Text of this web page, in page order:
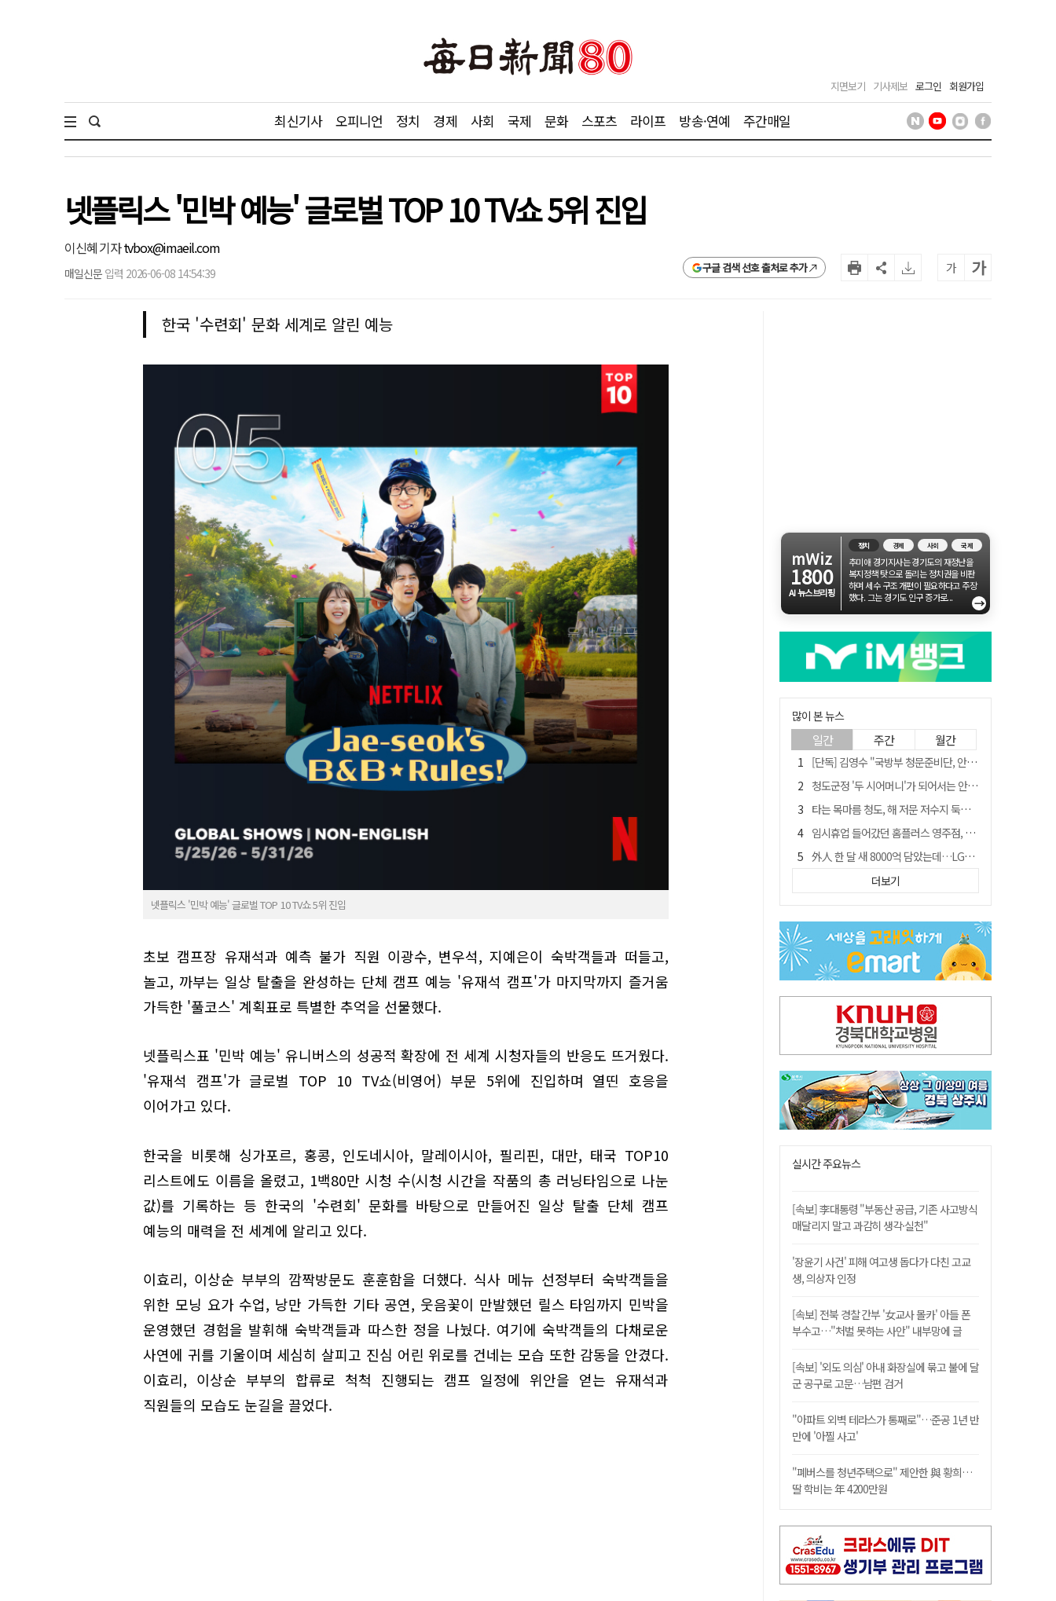
지면보기 기사제보 로그인 회원가입
최신기사 오피니언 정치 경제 사회 국제 문화 스포츠 라이프 방송·연예 주간매일
넷플릭스 '민박 예능' 글로벌 TOP 10 TV쇼 5위 진입
이신혜 기자tvbox@imaeil.com
매일신문 입력 2026-06-08 14:54:39 구글 검색 선호 출처로 추가 가 가
한국 '수련회' 문화 세계로 알린 예능
넷플릭스 '민박 예능' 글로벌 TOP 10 TV쇼 5위 진입
초보 캠프장 유재석과 예측 불가 직원 이광수, 변우석, 지예은이 숙박객들과 떠들고,
놀고, 까부는 일상 탈출을 완성하는 단체 캠프 예능 '유재석 캠프'가 마지막까지 즐거움
가득한 '풀코스' 계획표로 특별한 추억을 선물했다.
넷플릭스표 '민박 예능' 유니버스의 성공적 확장에 전 세계 시청자들의 반응도 뜨거웠다.
'유재석 캠프'가 글로벌 TOP 10 TV쇼(비영어) 부문 5위에 진입하며 열띤 호응을
이어가고 있다.
한국을 비롯해 싱가포르, 홍콩, 인도네시아, 말레이시아, 필리핀, 대만, 태국 TOP10
리스트에도 이름을 올렸고, 1백80만 시청 수(시청 시간을 작품의 총 러닝타임으로 나눈
값)를 기록하는 등 한국의 '수련회' 문화를 바탕으로 만들어진 일상 탈출 단체 캠프
예능의 매력을 전 세계에 알리고 있다.
이효리, 이상순 부부의 깜짝방문도 훈훈함을 더했다. 식사 메뉴 선정부터 숙박객들을
위한 모닝 요가 수업, 낭만 가득한 기타 공연, 웃음꽃이 만발했던 릴스 타임까지 민박을
운영했던 경험을 발휘해 숙박객들과 따스한 정을 나눴다. 여기에 숙박객들의 다채로운
사연에 귀를 기울이며 세심히 살피고 진심 어린 위로를 건네는 모습 또한 감동을 안겼다.
이효리, 이상순 부부의 합류로 척척 진행되는 캠프 일정에 위안을 얻는 유재석과
직원들의 모습도 눈길을 끌었다.
mWiz
1800
AI 뉴스브리핑
정치 경제 사회 국제
추미애 경기지사는 경기도의 재정난을
복지정책 탓으로 돌리는 정치권을 비판
하며 세수 구조 개편이 필요하다고 주장
했다. 그는 경기도 인구 증가로...
→
많이 본 뉴스
일간 주간 월간
[단독] 김영수 "국방부 청문준비단, 안규백 탈영 알고있었다"
청도군정 '두 시어머니'가 되어서는 안된다
타는 목마름 청도, 해 저문 저수지 둑에 군수가 서 있었다
임시휴업 들어갔던 홈플러스 영주점, 7일 영업 재개…지하 1층만 운영
外人 한 달 새 8000억 담았는데…LG이노텍 목표주가는 왜 엇갈릴까
신세계사이먼, 대구 아울렛 토지매매 계약 체결… 사업 본궤도
"상법개정해도 주주가 '봉'"…하이닉스 솔리다임 상장설에 술렁[개미와글와글]
이의준 전 경북도 새마을봉사과장, 제28대 울릉군 부군수 취임
정청래, 靑 겨냥... "신천지·레버리지·호남 반도체 겁박 사과하라"
더보기
실시간 주요뉴스
[속보] 李대통령 "부동산 공급, 기존 사고방식
매달리지 말고 과감히 생각·실천"
'장윤기 사건' 피해 여고생 돕다가 다친 고교
생, 의상자 인정
[속보] 전북 경찰 간부 '女교사 몰카' 아들 폰
부수고…"처벌 못하는 사안" 내부망에 글
[속보] '외도 의심' 아내 화장실에 묶고 불에 달
군 공구로 고문…남편 검거
"아파트 외벽 테라스가 통째로"…준공 1년 반
만에 '아찔 사고'
"폐버스를 청년주택으로" 제안한 與 황희…
딸 학비는 年 4200만원